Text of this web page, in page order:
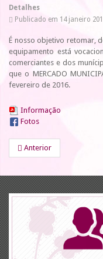
Detalhes
Publicado em 14 janeiro
É nosso objetivo retomar,
equipamento está
comerciantes e dos
que o MERCADO
fevereiro de 2016.
Informação
Fotos
Anterior